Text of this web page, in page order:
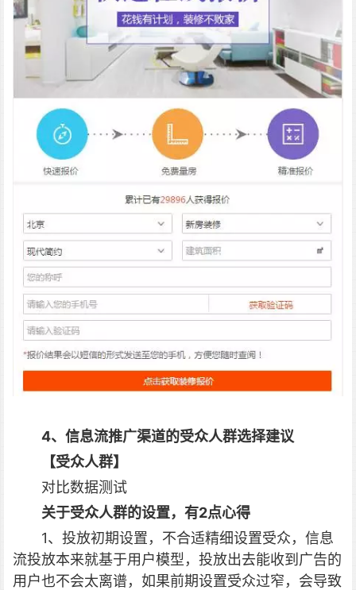
4、信息流推广渠道的受众人群选择建议
【受众人群】
对比数据测试
关于受众人群的设置，有2点心得
1、投放初期设置，不合适精细设置受众，信息
流投放本来就基于用户模型，投放出去能收到广告的
用户也不会太离谱，如果前期设置受众过窄，会导致